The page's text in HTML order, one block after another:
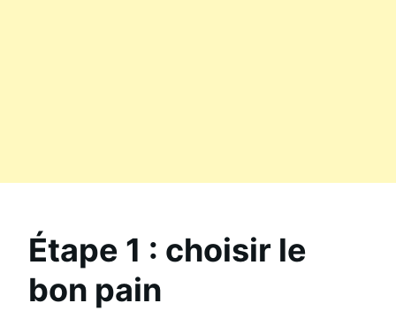
Étape 1 : choisir le
bon pain